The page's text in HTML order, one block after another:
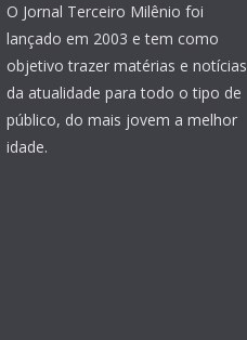
O Jornal Terceiro Milênio foi
lançado em 2003 e tem como
objetivo trazer matérias e notícias
da atualidade para todo o tipo de
público, do mais jovem a melhor
idade.